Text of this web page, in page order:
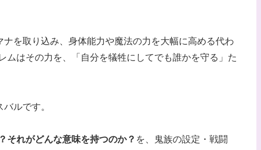
ナを取り込み、身体能力や魔法の力を大幅に高める代わ
ムはその力を、「自分を犠牲にしてでも誰かを守る」た
ルです。
それがどんな意味を持つのか？ を、鬼族の設定・戦闘